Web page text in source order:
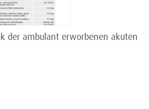
der ambulant erworbenen akuten